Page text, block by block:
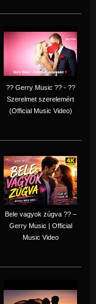
?? Gerry Music ?? - ??
Szerelmet szerelemért
(Official Music Video)
Bele vagyok zúgva ?? –
Gerry Music | Official
Music Video